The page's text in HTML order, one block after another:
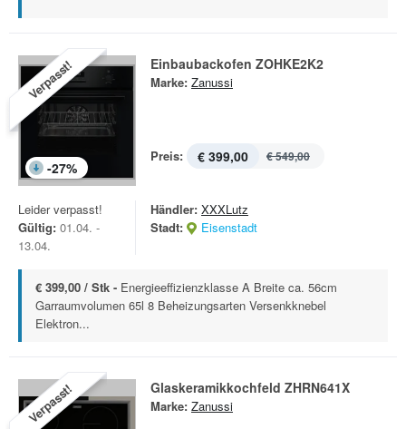
Verpasst!
-27%
Einbaubackofen ZOHKE2K2
Marke: Zanussi
Preis: € 399,00 € 549,00
Leider verpasst!
Gültig: 01.04. -
13.04.
Händler: XXXLutz
Stadt:
Eisenstadt
€ 399,00 / Stk - Energieeffizienzklasse A Breite ca. 56cm
Garraumvolumen 65l 8 Beheizungsarten Versenkknebel
Elektron...
Verpasst! Glaskeramikkochfeld ZHRN641X
Marke: Zanussi